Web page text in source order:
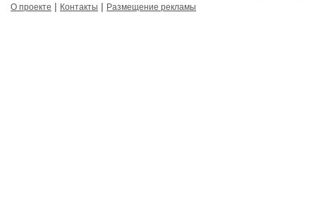
О проекте | Контакты | Размещение рекламы